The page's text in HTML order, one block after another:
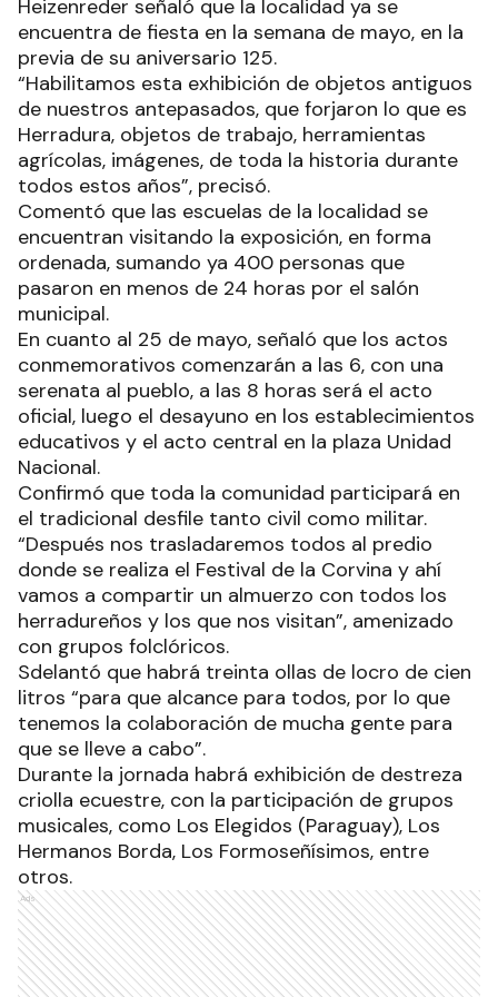
Heizenreder señaló que la localidad ya se
encuentra de fiesta en la semana de mayo, en la
previa de su aniversario 125.
“Habilitamos esta exhibición de objetos antiguos
de nuestros antepasados, que forjaron lo que es
Herradura, objetos de trabajo, herramientas
agrícolas, imágenes, de toda la historia durante
todos estos años”, precisó.
Comentó que las escuelas de la localidad se
encuentran visitando la exposición, en forma
ordenada, sumando ya 400 personas que
pasaron en menos de 24 horas por el salón
municipal.
En cuanto al 25 de mayo, señaló que los actos
conmemorativos comenzarán a las 6, con una
serenata al pueblo, a las 8 horas será el acto
oficial, luego el desayuno en los establecimientos
educativos y el acto central en la plaza Unidad
Nacional.
Confirmó que toda la comunidad participará en
el tradicional desfile tanto civil como militar.
“Después nos trasladaremos todos al predio
donde se realiza el Festival de la Corvina y ahí
vamos a compartir un almuerzo con todos los
herradureños y los que nos visitan”, amenizado
con grupos folclóricos.
Sdelantó que habrá treinta ollas de locro de cien
litros “para que alcance para todos, por lo que
tenemos la colaboración de mucha gente para
que se lleve a cabo”.
Durante la jornada habrá exhibición de destreza
criolla ecuestre, con la participación de grupos
musicales, como Los Elegidos (Paraguay), Los
Hermanos Borda, Los Formoseñísimos, entre
otros.
Ads